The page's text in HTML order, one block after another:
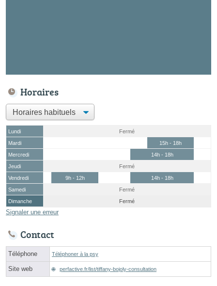
Horaires
Lundi
Fermé
Mardi
15h - 18h
Mercredi
14h - 18h
Jeudi
Fermé
Vendredi
9h - 12h
14h - 18h
Samedi
Fermé
Dimanche
Fermé
Signaler une erreur
Contact
Téléphone Téléphoner à la psy
Site web perfactive.fr/list/tiffany-bojoly-consultation